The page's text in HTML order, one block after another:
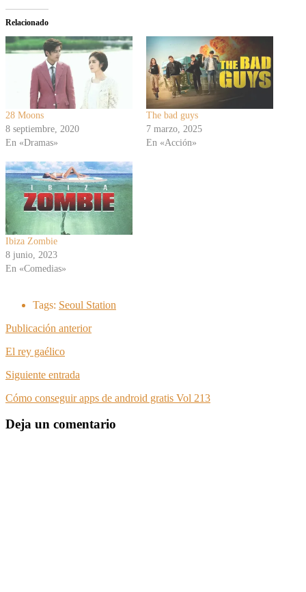
Relacionado
28 Moons
8 septiembre, 2020
En «Dramas»
The bad guys
7 marzo, 2025
En «Acción»
Ibiza Zombie
8 junio, 2023
En «Comedias»
Tags: Seoul Station
Publicación anterior
El rey gaélico
Siguiente entrada
Cómo conseguir apps de android gratis Vol 213
Deja un comentario